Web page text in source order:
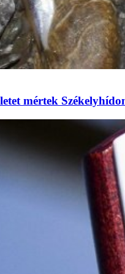
mértek